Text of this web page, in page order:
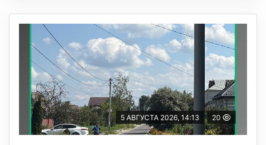
5 АВГУСТА 2026, 14:13 20